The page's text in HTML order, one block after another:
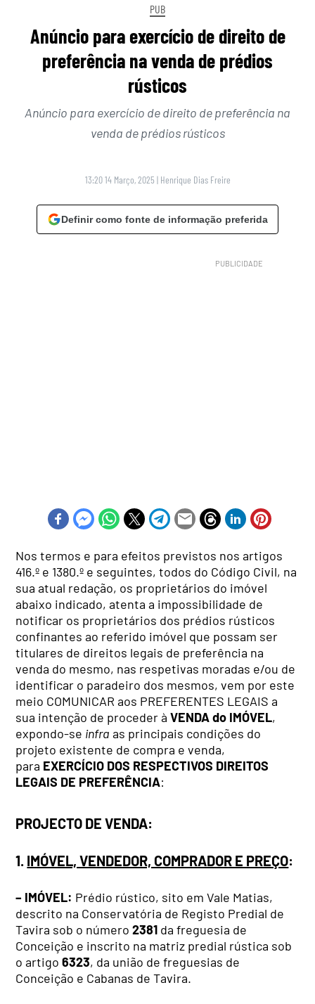
PUB
Anúncio para exercício de direito de
preferência na venda de prédios
rústicos
Anúncio para exercício de direito de preferência na
venda de prédios rústicos
13:20 14 Março, 2025 | Henrique Dias Freire
Definir como fonte de informação preferida
Nos termos e para efeitos previstos nos artigos
416.º e 1380.º e seguintes, todos do Código Civil, na
sua atual redação, os proprietários do imóvel
abaixo indicado, atenta a impossibilidade de
notificar os proprietários dos prédios rústicos
confinantes ao referido imóvel que possam ser
titulares de direitos legais de preferência na
venda do mesmo, nas respetivas moradas e/ou de
identificar o paradeiro dos mesmos, vem por este
meio COMUNICAR aos PREFERENTES LEGAIS a
sua intenção de proceder àVENDA do IMÓVEL,
expondo-se infra as principais condições do
projeto existente de compra e venda,
para EXERCÍCIO DOS RESPECTIVOS DIREITOS
LEGAIS DE PREFERÊNCIA:
PROJECTO DE VENDA:
1. IMÓVEL, VENDEDOR, COMPRADOR E PREÇO:
– IMÓVEL: Prédio rústico, sito em Vale Matias,
descrito na Conservatória de Registo Predial de
Tavira sob o número2381 da freguesia de
Conceição e inscrito na matriz predial rústica sob
o artigo6323, da união de freguesias de
Conceição e Cabanas de Tavira.